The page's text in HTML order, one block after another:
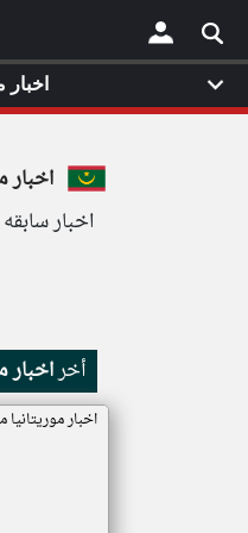
×
اخبار
اخبار سابقه
أخراخبار
اخبار
اخبار